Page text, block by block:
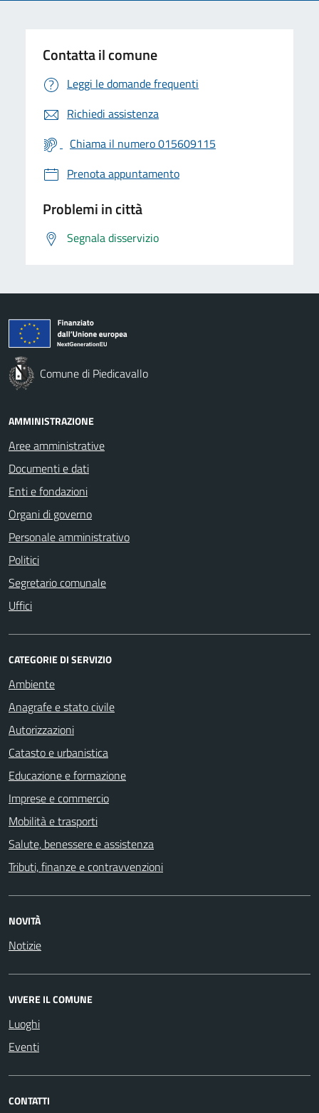
Contatta il comune
Leggi le domande frequenti
Richiedi assistenza
Chiama il numero 015609115
Prenota appuntamento
Problemi in città
Segnala disservizio
Comune di Piedicavallo
AMMINISTRAZIONE
Aree amministrative
Documenti e dati
Enti e fondazioni
Organi di governo
Personale amministrativo
Politici
Segretario comunale
Uffici
CATEGORIE DI SERVIZIO
Ambiente
Anagrafe e stato civile
Autorizzazioni
Catasto e urbanistica
Educazione e formazione
Imprese e commercio
Mobilità e trasporti
Salute, benessere e assistenza
Tributi, finanze e contravvenzioni
NOVITÀ
Notizie
VIVERE IL COMUNE
Luoghi
Eventi
CONTATTI